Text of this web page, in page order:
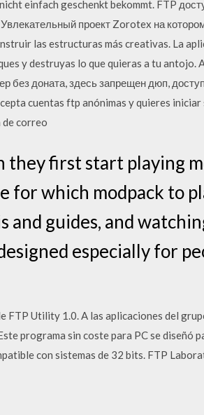
einfach geschenkt bekommt. FTP
проект Zorotex на
las estructuras más creativas. La
y destruyas lo que quieras a tu antojo.
без доната, здесь запрещен дюп,
cuentas ftp anónimas y quieres iniciar
de correo
they first start playing
which modpack to
guides, and
especially for
Utility 1.0. A las aplicaciones del
programa sin coste para PC se diseñó
con sistemas de 32 bits. FTP